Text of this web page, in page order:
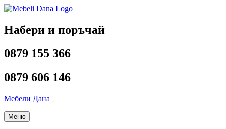
Напред
съдържанието
Набери и поръчай
0879 155 366
0879 606 146
Мебели Дана
Меню